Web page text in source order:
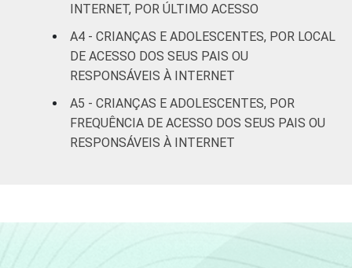
FAIXA ETÁRIA
DA CRIANÇA
OU DO
ADOLESCENTE
anos
99 1
De 11 a 12
anos
De 13 a 14
INTERNET, POR ÚLTIMO ACESSO
A4 - CRIANÇAS E ADOLESCENTES, POR LOCAL
DE ACESSO DOS SEUS PAIS OU
RESPONSÁVEIS À INTERNET
A5 - CRIANÇAS E ADOLESCENTES, POR
FREQUÊNCIA DE ACESSO DOS SEUS PAIS OU
RESPONSÁVEIS À INTERNET